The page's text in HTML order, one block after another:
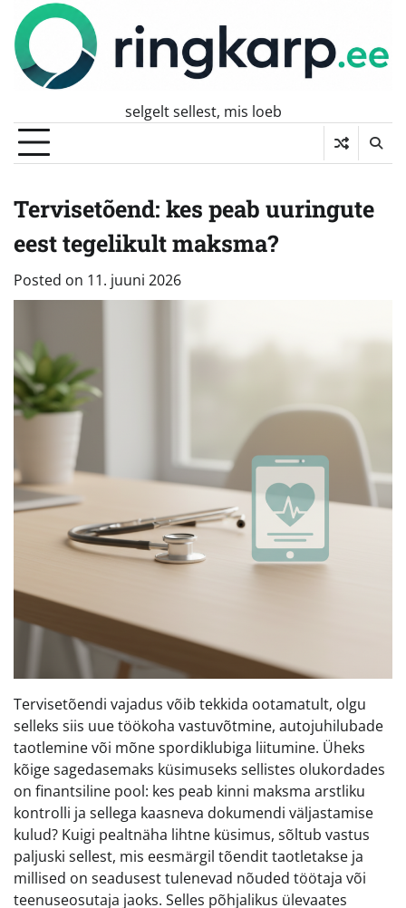
Skip
content
selgelt sellest, mis loeb
Tervisetõend: kes peab uuringute
eest tegelikult maksma?
Posted on 11. juuni 2026
Tervisetõendi vajadus võib tekkida ootamatult, olgu
selleks siis uue töökoha vastuvõtmine, autojuhilubade
taotlemine või mõne spordiklubiga liitumine. Üheks
kõige sagedasemaks küsimuseks sellistes olukordades
on finantsiline pool: kes peab kinni maksma arstliku
kontrolli ja sellega kaasneva dokumendi väljastamise
kulud? Kuigi pealtnäha lihtne küsimus, sõltub vastus
paljuski sellest, mis eesmärgil tõendit taotletakse ja
millised on seadusest tulenevad nõuded töötaja või
teenuseosutaja jaoks. Selles põhjalikus ülevaates